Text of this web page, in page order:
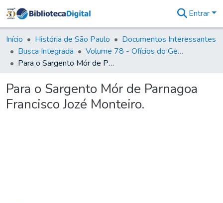
&
Coleções
Tudo na
Biblioteca
Estatísticas
Entrar
Início História de São Paulo
Documentos Interessantes
Busca Integrada
Volume 78 - Ofícios do General Martim Lopes Lobo de Saldanha (1777)
Para o Sargento Mór de Parnagoa Francisco Jozé Monteiro.
Para o Sargento Mór de Parnagoa
Francisco Jozé Monteiro.